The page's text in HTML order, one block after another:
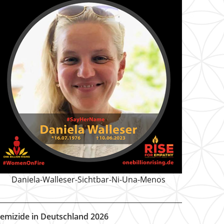
Daniela-Walleser-Sichtbar-Ni-Una-Menos
in Deutschland 2026